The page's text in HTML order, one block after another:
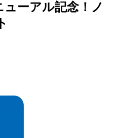
ーアル記念！ノ